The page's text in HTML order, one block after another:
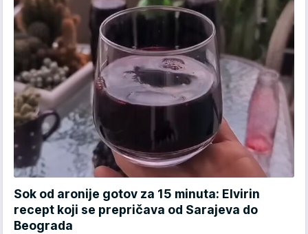
Sok od aronije gotov za 15 minuta: Elvirin
recept koji se prepričava od Sarajeva do
Beograda